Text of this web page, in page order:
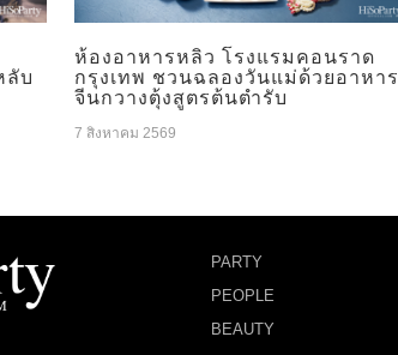
ลับ
ห้องอาหารหลิว โรงแรมคอนราด
กรุงเทพ ชวนฉลองวันแม่ด้วยอาหาร
จีนกวางตุ้งสูตรต้นตำรับ
7 สิงหาคม 2569
PARTY
PEOPLE
BEAUTY